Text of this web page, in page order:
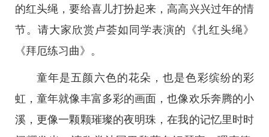
的红头绳，要给喜儿打扮起来，高高兴兴过年的情
节。请大家欣赏卢荟如同学表演的《扎红头绳》
《拜厄练习曲》。
童年是五颜六色的花朵，也是色彩缤纷的彩
虹，童年就像丰富多彩的画面，也像欢乐奔腾的小
溪，更像一颗颗璀璨的夜明珠，在我的记忆里时时